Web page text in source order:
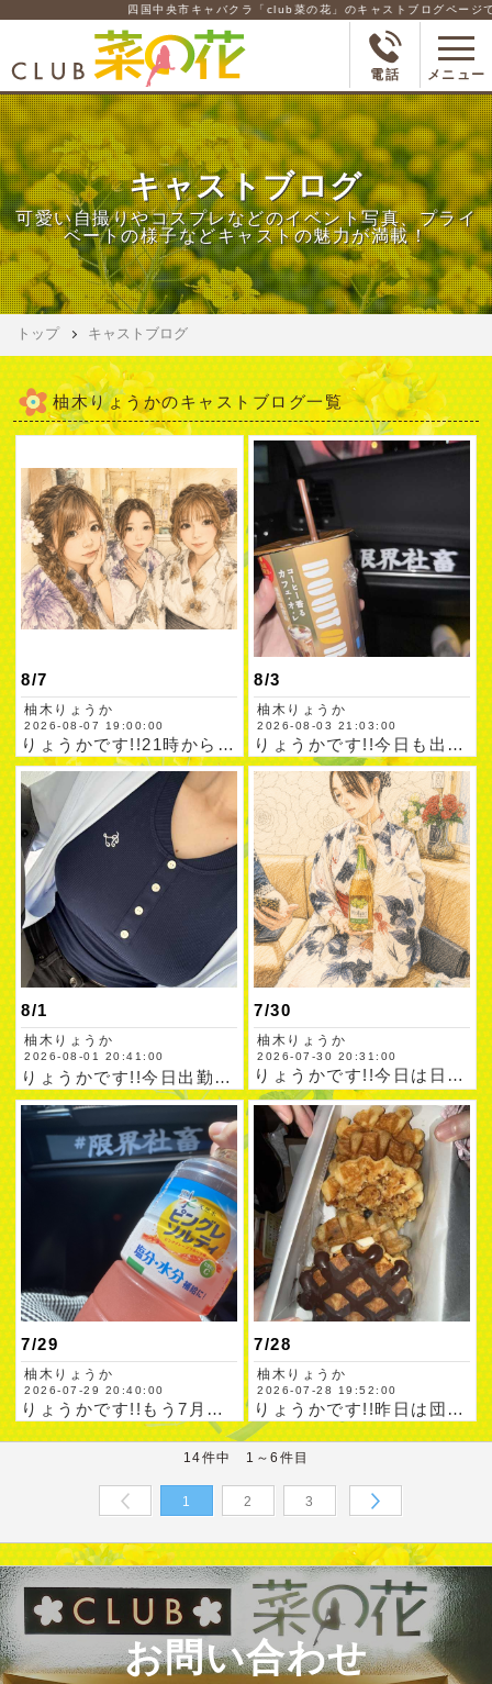
四国中央市キャバクラ「club菜の花」のキャストブログページです
電話 メニュー
キャストブログ
可愛い自撮りやコスプレなどのイベント写真、プライ
ベートの様子などキャストの魅力が満載！
トップ キャストブログ
柚木りょうか キャストブログ一覧
8/7
柚木りょうか
2026-08-07 19:00:00
りょうかです!!21時からだったけど急遽20時から♡♡りょう…
8/3
柚木りょうか
2026-08-03 21:03:00
りょうかです!!今日も出勤です!!会いに飲みにきさいや〜🥃本…
8/1
柚木りょうか
2026-08-01 20:41:00
りょうかです!!今日出勤になりました〜!!🙂‍↕️8月入りま…
7/30
柚木りょうか
2026-07-30 20:31:00
りょうかです!!今日は日中引越しの荷造りしてました🥵クソ暑す…
7/29
柚木りょうか
2026-07-29 20:40:00
りょうかです!!もう7月終わるとか早すぎません？はや8月来ま…
7/28
柚木りょうか
2026-07-28 19:52:00
りょうかです!!昨日は団体客のお客様ありがとうございました(…
14件中 1～6件目
1 2
3
お問い合わせ